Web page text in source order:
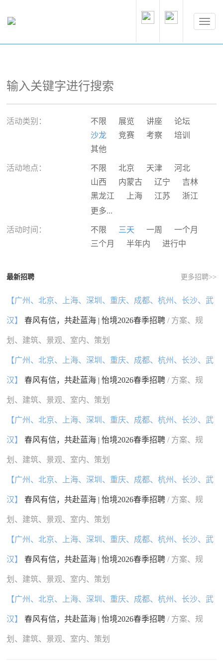
活动类别： 不限 展览 讲座
论坛
沙龙
竞赛 考察
培训
其他
活动地点： 不限 北京 天津
河北
山西
内蒙古 辽宁
吉林
黑龙江
上海 江苏
浙江
安徽
广东
广西
海南 重庆
四川
国外
更多...
活动时间： 不限 三天 一周
一个月
三个月
半年内 进行中
最新招聘 更多招聘>>
【广州、北京、上海、深圳、重庆、成都、杭州、长沙、武
汉】 春风有信，共赴蓝海 | 怡境2026春季招聘/ 方案、规
划、建筑、景观、室内、策划
【广州、北京、上海、深圳、重庆、成都、杭州、长沙、武
汉】 春风有信，共赴蓝海 | 怡境2026春季招聘/ 方案、规
划、建筑、景观、室内、策划
【广州、北京、上海、深圳、重庆、成都、杭州、长沙、武
汉】 春风有信，共赴蓝海 | 怡境2026春季招聘/ 方案、规
划、建筑、景观、室内、策划
【广州、北京、上海、深圳、重庆、成都、杭州、长沙、武
汉】 春风有信，共赴蓝海 | 怡境2026春季招聘/ 方案、规
划、建筑、景观、室内、策划
【广州、北京、上海、深圳、重庆、成都、杭州、长沙、武
汉】 春风有信，共赴蓝海 | 怡境2026春季招聘/ 方案、规
划、建筑、景观、室内、策划
【广州、北京、上海、深圳、重庆、成都、杭州、长沙、武
汉】 春风有信，共赴蓝海 | 怡境2026春季招聘/ 方案、规
划、建筑、景观、室内、策划